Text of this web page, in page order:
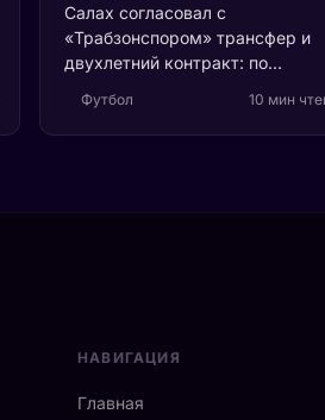
Салах согласовал с
«Трабзонспором» трансфер и
двухлетний контракт: по
млн евро за сезон плюс бонусы.
Утром 5 августа египтянин
Футбол 10 мин
НАВИГАЦИЯ
Главная